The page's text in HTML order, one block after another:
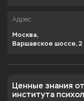
Адрес:
Москва,
Варшавское шоссе, 2
Ценные знания
института